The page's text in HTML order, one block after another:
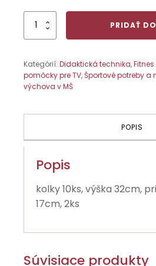
množstvo
Bowlingová
PRIDAŤ
Kategórií: Didaktická technika,Fitnes
pomôcky pre TV,Športové potreby a
výchova v MŠ
POPIS
Popis
kolky 10ks, výška 32cm,
17cm, 2ks
Súvisiace produkty